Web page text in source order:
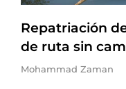
Repatriación
de ruta sin
Mohammad Zaman